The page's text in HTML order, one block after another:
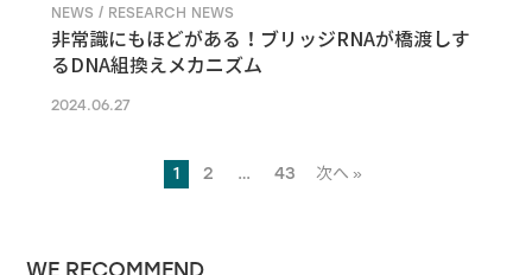
NEWS / RESEARCH NEWS
非常識にもほどがある！ブリッジRNAが橋渡しす
るDNA組換えメカニズム
2024.06.27
1 2 … 43 次へ »